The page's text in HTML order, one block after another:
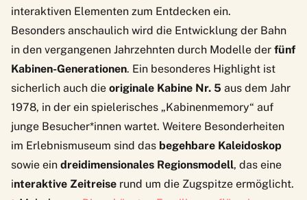
interaktiven Elementen zum Entdecken ein.
Besonders anschaulich wird die Entwicklung der Bahn
in den vergangenen Jahrzehnten durch Modelle der fünf
Kabinen-Generationen. Ein besonderes Highlight ist
sicherlich auch die originale Kabine Nr. 5 aus dem Jahr
1978, in der ein spielerisches „Kabinenmemory“ auf
junge Besucher*innen wartet. Weitere Besonderheiten
im Erlebnismuseum sind das begehbare Kaleidoskop
sowie ein dreidimensionales Regionsmodell, das eine
interaktive Zeitreise rund um die Zugspitze ermöglicht.